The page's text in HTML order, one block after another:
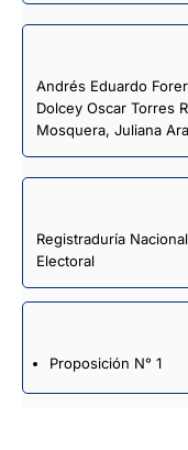
Andrés Eduardo
Dolcey Oscar Torres
Mosquera, Juliana
Registraduría
Electoral
Proposición N° 1